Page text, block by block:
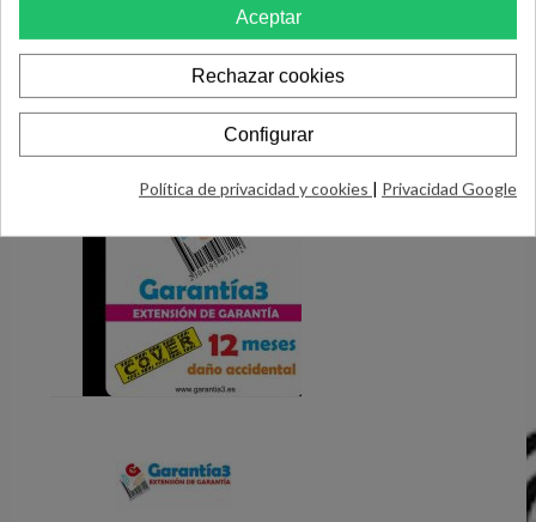
PRODUCTOS RELACIONADOS
Aceptar
Rechazar cookies
Configurar
Política de privacidad y cookies | Privacidad Google